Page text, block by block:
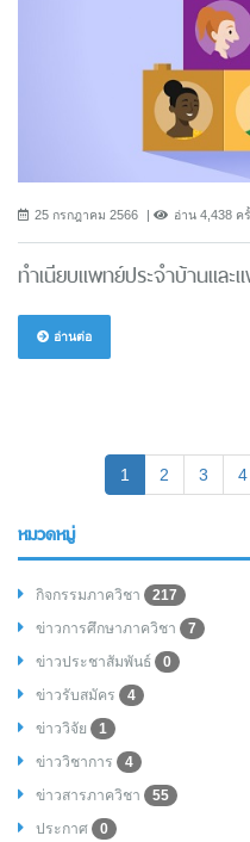
25 กรกฎาคม 2566 อ่าน 4,438 ค
ทำเนียบแพทย์ประจำบ้านแล
อ่านต่อ
1 (current)
2 3 4
หมวดหมู่
กิจกรรมภาควิชา
217
ข่าวการศึกษาภาควิชา
7
ข่าวประชาสัมพันธ์
0
ข่าวรับสมัคร
4
ข่าววิจัย
1
ข่าววิชาการ
4
ข่าวสารภาควิชา
55
ประกาศ
0